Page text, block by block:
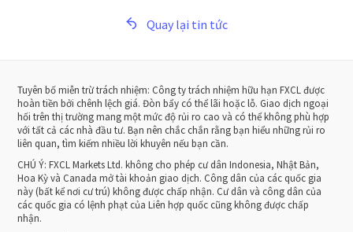
Quay lại tin tức
Tuyên bố miễn trừ trách nhiệm: Công ty trách nhiệm hữu hạn FXCL được
hoàn tiền bởi chênh lệch giá. Đòn bẩy có thể lãi hoặc lỗ. Giao dịch ngoại
hối trên thị trường mang một mức độ rủi ro cao và có thể không phù hợp
với tất cả các nhà đầu tư. Bạn nên chắc chắn rằng bạn hiểu những rủi ro
liên quan, tìm kiếm nhiều lời khuyên nếu bạn cần.
CHÚ Ý: FXCL Markets Ltd. không cho phép cư dân Indonesia, Nhật Bản,
Hoa Kỳ và Canada mở tài khoản giao dịch. Công dân của các quốc gia
này (bất kể nơi cư trú) không được chấp nhận. Cư dân và công dân của
các quốc gia có lệnh phạt của Liên hợp quốc cũng không được chấp
nhận.